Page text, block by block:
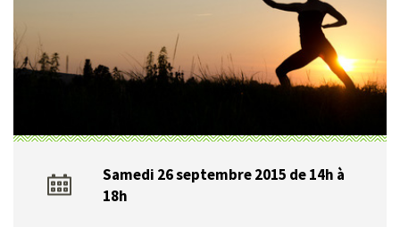
Samedi 26 septembre 2015 de 14h à
18h